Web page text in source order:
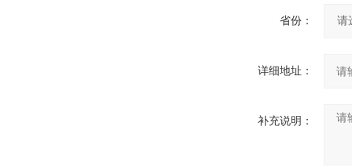
省份：
详细地址：
补充说明：